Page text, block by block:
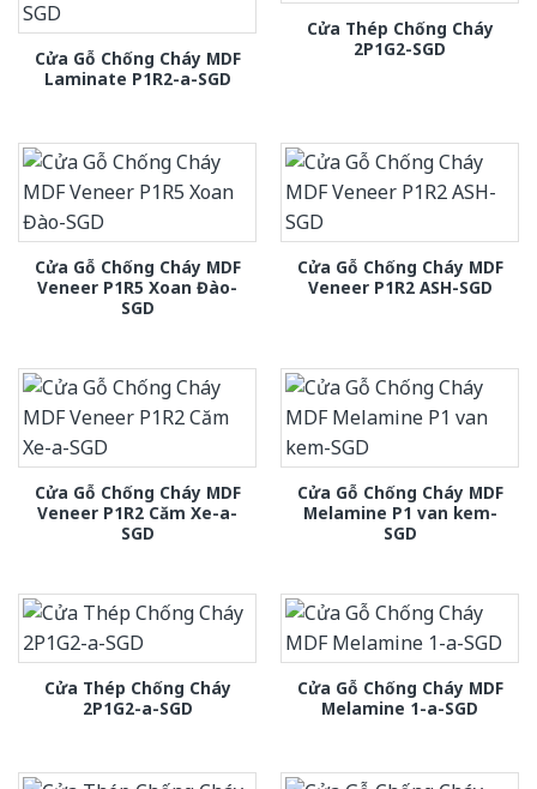
Cửa Gỗ Chống Cháy MDF
Laminate P1R2-a-SGD
Cửa Thép Chống Cháy
2P1G2-SGD
Cửa Gỗ Chống Cháy MDF
Veneer P1R5 Xoan Đào-
SGD
Cửa Gỗ Chống Cháy MDF
Veneer P1R2 ASH-SGD
Cửa Gỗ Chống Cháy MDF
Veneer P1R2 Căm Xe-a-
SGD
Cửa Gỗ Chống Cháy MDF
Melamine P1 van kem-
SGD
Cửa Thép Chống Cháy
2P1G2-a-SGD
Cửa Gỗ Chống Cháy MDF
Melamine 1-a-SGD